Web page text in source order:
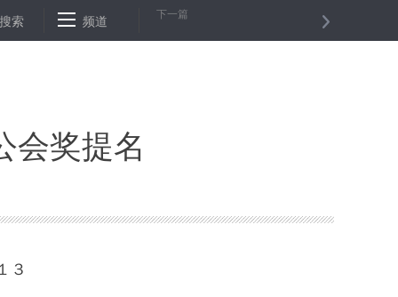
在安全隐患进口汽车 安徽侦破特大非法吸收公众存款案 ２万余
搜索 频道 下一篇
会奖提名
３